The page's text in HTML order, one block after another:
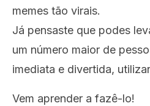
memes tão virais.
Já pensaste que podes
um número maior de
imediata e divertida,
Vem aprender a fazê-lo!